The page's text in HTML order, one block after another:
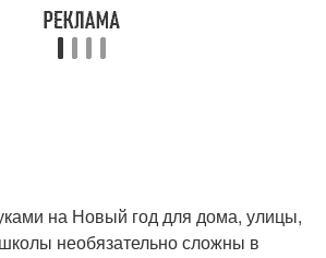
на Новый год для дома, улицы,
необязательно сложны в